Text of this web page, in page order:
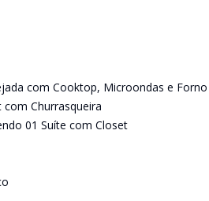
com Cooktop, Microondas e Forno
Churrasqueira
01 Suíte com Closet